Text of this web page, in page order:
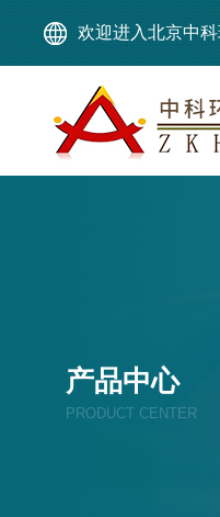
欢迎进入北京中
产品中心
PRODUCT CENTER